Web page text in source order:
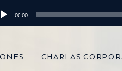
Episodio 215: De 100 mil dólares
00:00
CHARLAS